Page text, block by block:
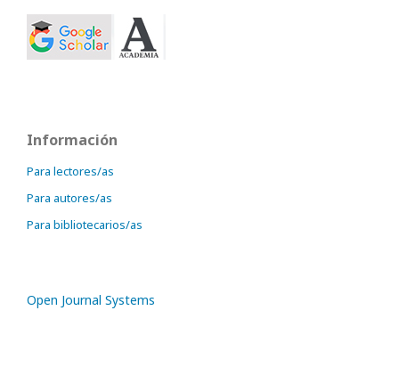
Información
Para lectores/as
Para autores/as
Para bibliotecarios/as
Open Journal Systems